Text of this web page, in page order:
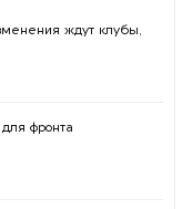
ждут клубы,
фронта